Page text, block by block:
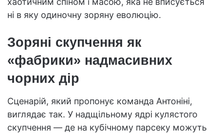
ні в яку одиночну зоряну еволюцію.
Зоряні скупчення як
«фабрики» надмасивних
чорних дір
Сценарій, який пропонує команда Антоніні,
виглядає так. У надщільному ядрі кулястого
скупчення — де на кубічному парсеку можуть